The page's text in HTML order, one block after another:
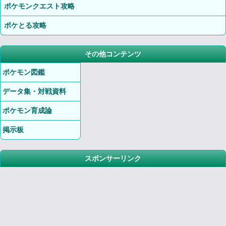
ポケモンクエスト攻略
ポケとる攻略
その他コンテンツ
ポケモン図鑑
データ集・対戦資料
ポケモン育成論
掲示板
スポンサーリンク